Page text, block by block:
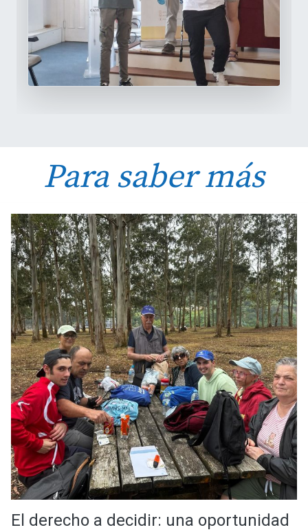
Para saber más
El derecho a decidir: una oportunidad